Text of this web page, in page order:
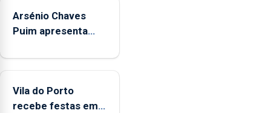
durante
o
de
entre
as
Arsénio Chaves
Puim apresenta
de Vila do Porto
Vila do Porto
recebe festas em